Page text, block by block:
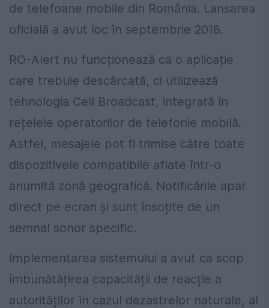
de telefoane mobile din România. Lansarea
oficială a avut loc în septembrie 2018.
RO-Alert nu funcționează ca o aplicație
care trebuie descărcată, ci utilizează
tehnologia Cell Broadcast, integrată în
rețelele operatorilor de telefonie mobilă.
Astfel, mesajele pot fi trimise către toate
dispozitivele compatibile aflate într-o
anumită zonă geografică. Notificările apar
direct pe ecran și sunt însoțite de un
semnal sonor specific.
Implementarea sistemului a avut ca scop
îmbunătățirea capacității de reacție a
autorităților în cazul dezastrelor naturale, al